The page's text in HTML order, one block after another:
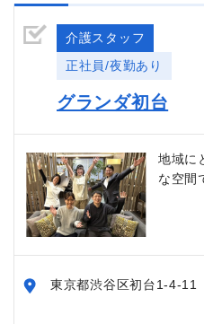
介護スタッフ
正社員/夜勤あり
グランダ初台
地域に
な空間
東京都渋谷区初台1-4-11